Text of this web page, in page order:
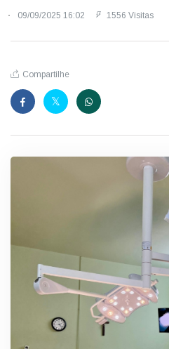
09/09/2025 16:02 1556 Visitas
Compartilhe